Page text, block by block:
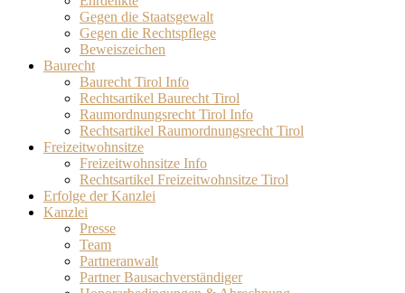
Gegen die Staatsgewalt
Gegen die Rechtspflege
Beweiszeichen
Baurecht
Baurecht Tirol Info
Rechtsartikel Baurecht Tirol
Raumordnungsrecht Tirol Info
Rechtsartikel Raumordnungsrecht Tirol
Freizeitwohnsitze
Freizeitwohnsitze Info
Rechtsartikel Freizeitwohnsitze Tirol
Erfolge der Kanzlei
Kanzlei
Presse
Team
Partneranwalt​
Partner Bausachverständiger